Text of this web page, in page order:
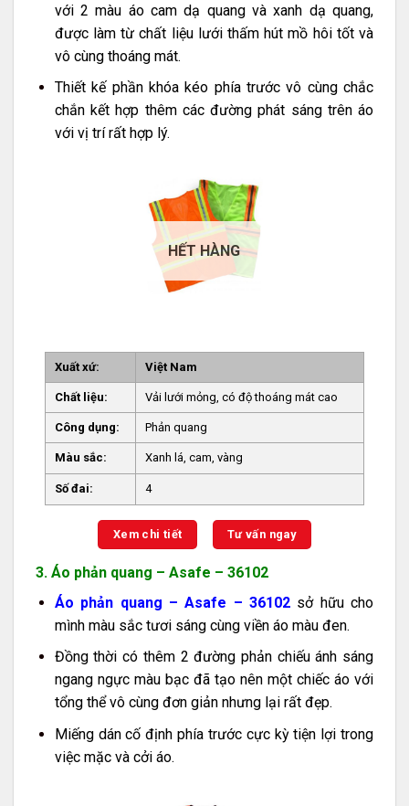
với 2 màu áo cam dạ quang và xanh dạ quang,
được làm từ chất liệu lưới thấm hút mồ hôi tốt và
vô cùng thoáng mát.
Thiết kế phần khóa kéo phía trước vô cùng chắc
chắn kết hợp thêm các đường phát sáng trên áo
với vị trí rất hợp lý.
HẾT HÀNG
Xuất xứ: Việt Nam
Chất liệu: Vải lưới mỏng, có độ thoáng mát cao
Công dụng: Phản quang
Màu sắc: Xanh lá, cam, vàng
Số đai: 4
Xem chi tiết Tư vấn ngay
3. Áo phản quang – Asafe – 36102
Áo phản quang – Asafe – 36102 sở hữu cho
mình màu sắc tươi sáng cùng viền áo màu đen.
Đồng thời có thêm 2 đường phản chiếu ánh sáng
ngang ngực màu bạc đã tạo nên một chiếc áo với
tổng thể vô cùng đơn giản nhưng lại rất đẹp.
Miếng dán cố định phía trước cực kỳ tiện lợi trong
việc mặc và cởi áo.